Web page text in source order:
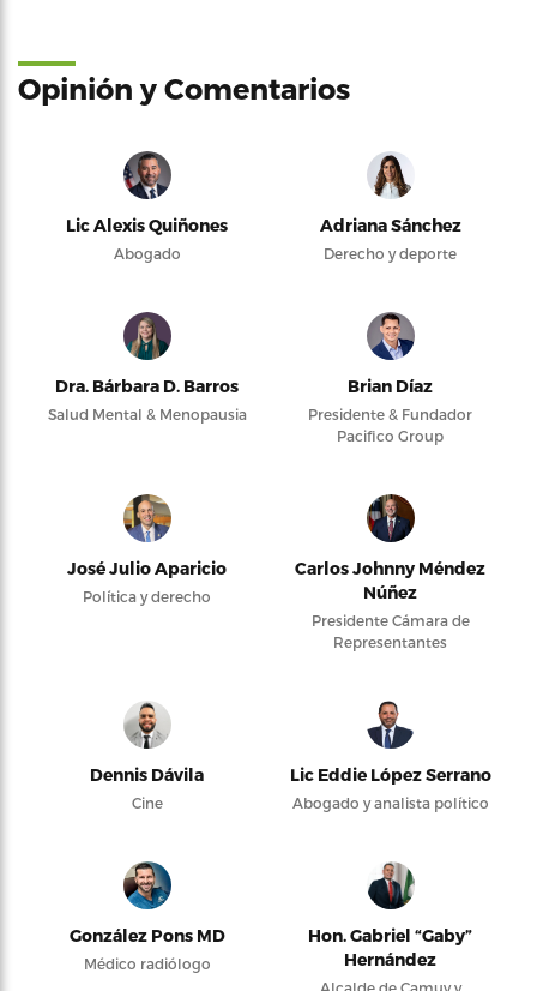
Opinión y Comentarios
Lic Alexis Quiñones
Abogado
Adriana Sánchez
Derecho y deporte
Dra. Bárbara D. Barros
Salud Mental & Menopausia
Brian Díaz
Presidente & Fundador
Pacifico Group
José Julio Aparicio
Política y derecho
Carlos Johnny Méndez
Núñez
Presidente Cámara de
Representantes
Dennis Dávila
Cine
Lic Eddie López Serrano
Abogado y analista político
González Pons MD
Médico radiólogo
Hon. Gabriel “Gaby”
Hernández
Alcalde de Camuy y